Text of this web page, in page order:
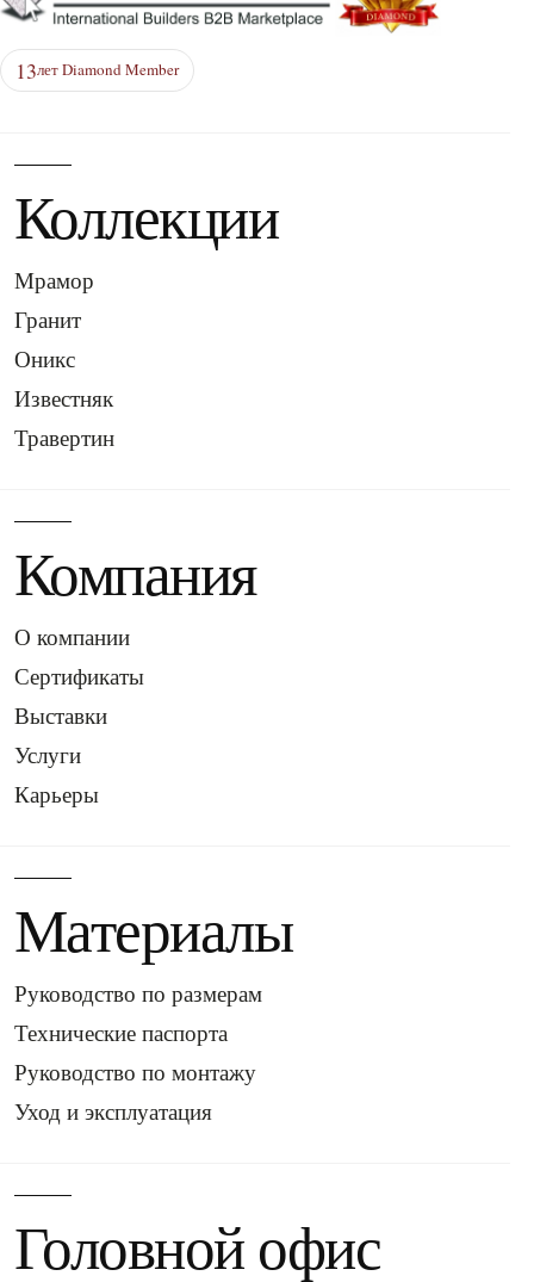
13лет Diamond Member
Коллекции
Мрамор
Гранит
Оникс
Известняк
Травертин
Компания
О компании
Сертификаты
Выставки
Услуги
Карьеры
Материалы
Руководство по размерам
Технические паспорта
Руководство по монтажу
Уход и эксплуатация
Головной офис